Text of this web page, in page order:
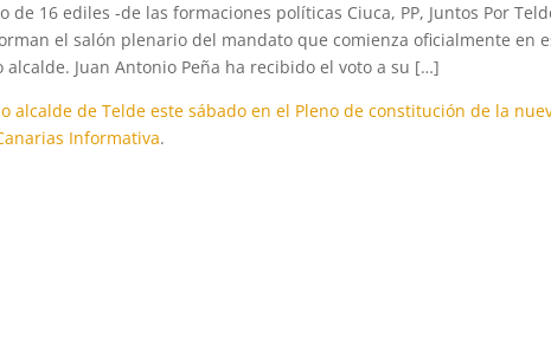
16 ediles -de las formaciones políticas Ciuca, PP, Juntos Por
el salón plenario del mandato que comienza oficialmente en
Juan Antonio Peña ha recibido el voto a su […]
alcalde de Telde este sábado en el Pleno de constitución de la
Informativa.